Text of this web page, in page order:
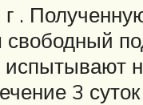
.
испытывают
3